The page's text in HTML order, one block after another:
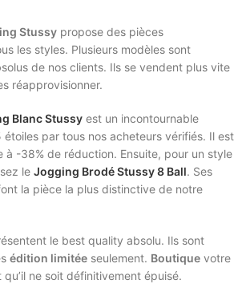
Stussy propose des pièces
les styles. Plusieurs modèles sont
de nos clients. Ils se vendent plus vite
réapprovisionner.
Blanc Stussy est un incontournable
par tous nos acheteurs vérifiés. Il est
à -38% de réduction. Ensuite, pour un style
le Jogging Brodé Stussy 8 Ball. Ses
la pièce la plus distinctive de notre
le best quality absolu. Ils sont
édition limitée seulement. Boutique votre
qu’il ne soit définitivement épuisé.